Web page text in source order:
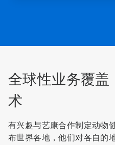
一
张
幻
灯
全球性业务覆盖
术
有兴趣与艺康合作制定动物
布世界各地，他们对各自的